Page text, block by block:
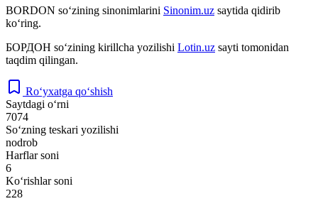
BORDON so‘zining sinonimlarini Sinonim.uz saytida qidirib
ko‘ring.
БОРДОН so‘zining kirillcha yozilishi Lotin.uz sayti tomonidan
taqdim qilingan.
Ro‘yxatga qo‘shish
Saytdagi o‘rni
7074
So‘zning teskari yozilishi
nodrob
Harflar soni
6
Ko‘rishlar soni
228